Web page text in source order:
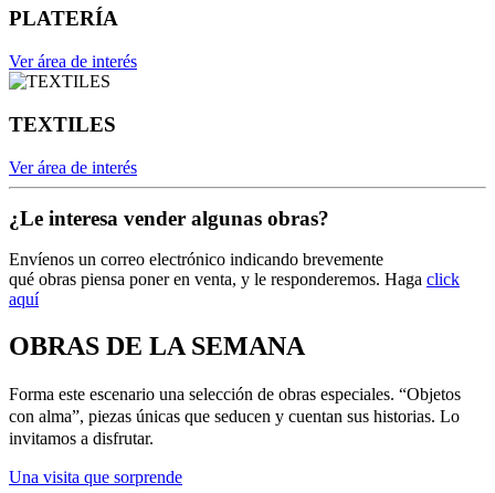
PLATERÍA
Ver área de interés
TEXTILES
Ver área de interés
¿Le interesa vender algunas obras?
Envíenos un correo electrónico indicando brevemente
qué obras piensa poner en venta, y le responderemos. Haga click
aquí­
OBRAS DE LA SEMANA
Forma este escenario una selección de obras especiales. “Objetos
con alma”, piezas únicas que seducen y cuentan sus historias. Lo
invitamos a disfrutar.
Una visita que sorprende